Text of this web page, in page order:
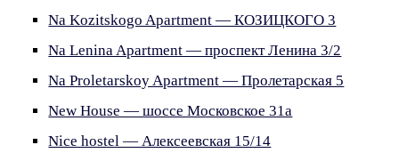
Na Kozitskogo Apartment — КОЗИЦКОГО 3
Na Lenina Apartment — проспект Ленина 3/2
Na Proletarskoy Apartment — Пролетарская 5
New House — шоссе Московское 31а
Nice hostel — Алексеевская 15/14